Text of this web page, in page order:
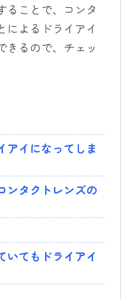
ることで、コンタ
によるドライアイ
きるので、チェッ
アイになってしま
ンタクトレンズの
いてもドライアイ